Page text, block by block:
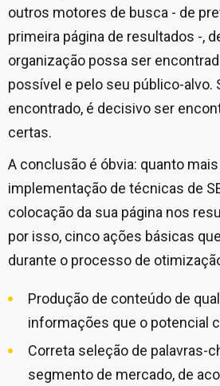
outros motores de busca - de
primeira página de resultados -,
organização possa ser
possível e pelo seu público-alvo.
encontrado, é decisivo ser
certas.
A conclusão é óbvia: quanto
implementação de técnicas de
colocação da sua página nos
por isso, cinco ações básicas
durante o processo de
Produção de conteúdo de
informações que o potencial
Correta seleção de palavras-
segmento de mercado, de